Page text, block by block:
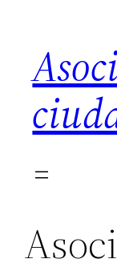
contenido